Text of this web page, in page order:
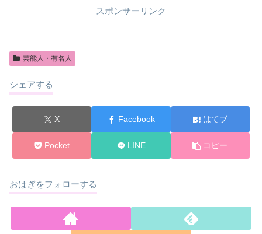
スポンサーリンク
芸能人・有名人
シェアする
X Facebook はてブ
Pocket LINE コピー
おはぎをフォローする